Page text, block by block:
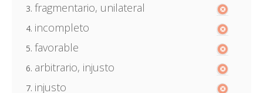
fragmentario, unilateral
incompleto
favorable
arbitrario, injusto
injusto